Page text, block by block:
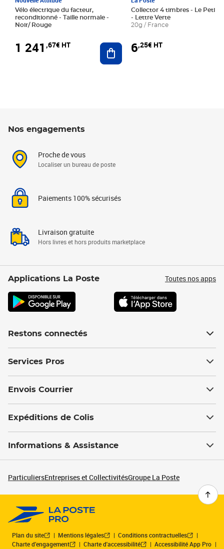
Vélo électrique du facteur,
reconditionné - Taille normale -
Noir/ Rouge
1 241 ,67€ HT Ajouter au panier
Collector 4 timbres - Le Petit
- Lettre Verte
20g / France
6,25€ HT
Nos engagements
Proche de vous
Localiser un bureau de poste
Paiements 100% sécurisés
Livraison gratuite
Hors livres et hors produits marketplace
Applications La Poste Toutes nos apps
Restons connectés
Services Pros
Envois Courrier
Expéditions de Colis
Informations & Assistance
ParticuliersEntreprises et CollectivitésGroupe La Poste
Plan du site Mentions légales
Conditions contractuelles
Charte d’engagement
Charte d'accessibilité Accessibilité App Pro